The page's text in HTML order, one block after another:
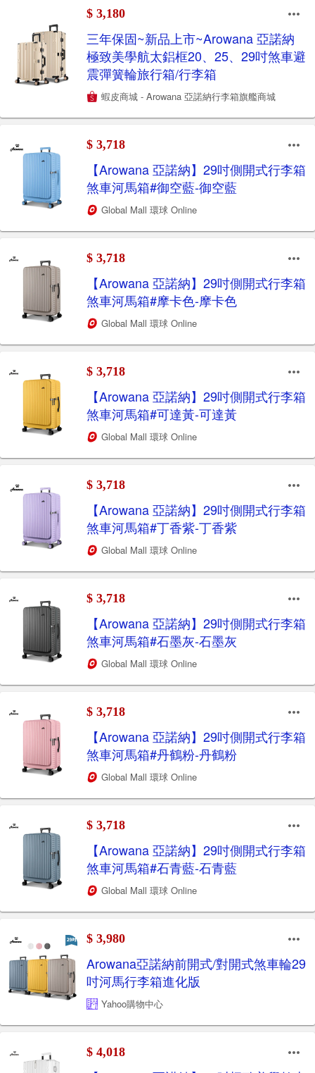
$ 3,180
三年保固~新品上市~Arowana 亞諾納
極致美學航太鋁框20、25、29吋煞車避
震彈簧輪旅行箱/行李箱
蝦皮商城 - Arowana 亞諾納行李箱旗艦商城
$ 3,718
【Arowana 亞諾納】29吋側開式行李箱
煞車河馬箱#御空藍-御空藍
Global Mall 環球 Online
$ 3,718
【Arowana 亞諾納】29吋側開式行李箱
煞車河馬箱#摩卡色-摩卡色
Global Mall 環球 Online
$ 3,718
【Arowana 亞諾納】29吋側開式行李箱
煞車河馬箱#可達黃-可達黃
Global Mall 環球 Online
$ 3,718
【Arowana 亞諾納】29吋側開式行李箱
煞車河馬箱#丁香紫-丁香紫
Global Mall 環球 Online
$ 3,718
【Arowana 亞諾納】29吋側開式行李箱
煞車河馬箱#石墨灰-石墨灰
Global Mall 環球 Online
$ 3,718
【Arowana 亞諾納】29吋側開式行李箱
煞車河馬箱#丹鶴粉-丹鶴粉
Global Mall 環球 Online
$ 3,718
【Arowana 亞諾納】29吋側開式行李箱
煞車河馬箱#石青藍-石青藍
Global Mall 環球 Online
$ 3,980
Arowana亞諾納前開式/對開式煞車輪29
吋河馬行李箱進化版
Yahoo購物中心
$ 4,018